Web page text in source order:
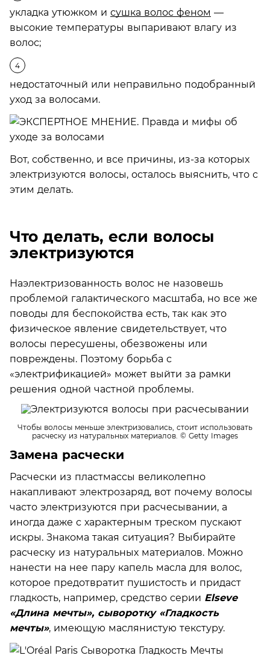
укладка утюжком и сушка волос феном —
высокие температуры выпаривают влагу из
волос;
недостаточный или неправильно подобранный
уход за волосами.
Вот, собственно, и все причины, из-за которых
электризуются волосы, осталось выяснить, что с
этим делать.
Что делать, если волосы
электризуются
Наэлектризованность волос не назовешь
проблемой галактического масштаба, но все же
поводы для беспокойства есть, так как это
физическое явление свидетельствует, что
волосы пересушены, обезвожены или
повреждены. Поэтому борьба с
«электрификацией» может выйти за рамки
решения одной частной проблемы.
Чтобы волосы меньше электризовались, стоит использовать
расческу из натуральных материалов. © Getty Images
Замена расчески
Расчески из пластмассы великолепно
накапливают электрозаряд, вот почему волосы
часто электризуются при расчесывании, а
иногда даже с характерным треском пускают
искры. Знакома такая ситуация? Выбирайте
расческу из натуральных материалов. Можно
нанести на нее пару капель масла для волос,
которое предотвратит пушистость и придаст
гладкость, например, средство серии Elseve
«Длина мечты», сыворотку «Гладкость
мечты», имеющую маслянистую текстуру.